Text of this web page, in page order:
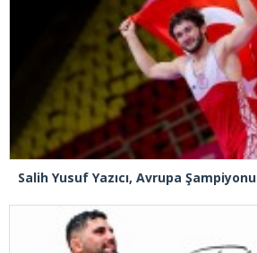
Salih Yusuf Yazıcı, Avrupa Şampiyonu